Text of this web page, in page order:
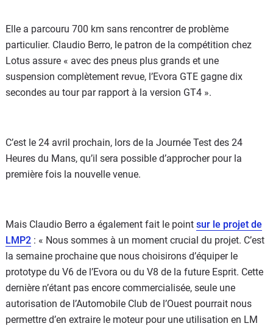
Elle a parcouru 700 km sans rencontrer de problème
particulier. Claudio Berro, le patron de la compétition chez
Lotus assure « avec des pneus plus grands et une
suspension complètement revue, l’Evora GTE gagne dix
secondes au tour par rapport à la version GT4 ».
C’est le 24 avril prochain, lors de la Journée Test des 24
Heures du Mans, qu’il sera possible d’approcher pour la
première fois la nouvelle venue.
Mais Claudio Berro a également fait le point sur le projet de
LMP2 : « Nous sommes à un moment crucial du projet. C’est
la semaine prochaine que nous choisirons d’équiper le
prototype du V6 de l’Evora ou du V8 de la future Esprit. Cette
dernière n’étant pas encore commercialisée, seule une
autorisation de l’Automobile Club de l’Ouest pourrait nous
permettre d’en extraire le moteur pour une utilisation en LM